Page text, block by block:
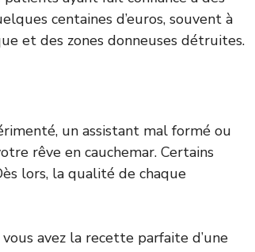
centaines d’euros, souvent à
et des zones donneuses détruites.
un assistant mal formé ou
rêve en cauchemar. Certains
lors, la qualité de chaque
avez la recette parfaite d’une